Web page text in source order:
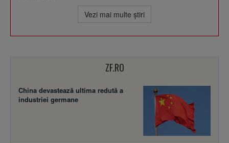
Vezi mai multe ştiri
ZF.RO
China devastează ultima redută a
industriei germane